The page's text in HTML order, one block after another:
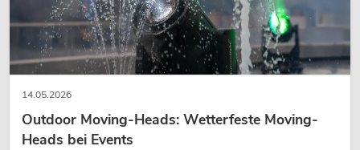
14.05.2026
Outdoor Moving-Heads: Wetterfeste Moving-
Heads bei Events